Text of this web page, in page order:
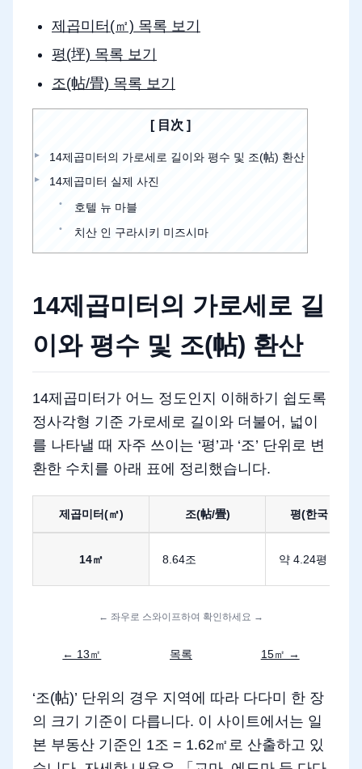
제곱미터(㎡) 목록 보기
평(坪) 목록 보기
조(帖/畳) 목록 보기
目次
14제곱미터의 가로세로 길이와 평수 및 조(帖) 환산
14제곱미터 실제 사진
호텔 뉴 마블
치산 인 구라시키 미즈시마
14제곱미터의 가로세로 길
이와 평수 및 조(帖) 환산
14제곱미터가 어느 정도인지 이해하기 쉽도록
정사각형 기준 가로세로 길이와 더불어, 넓이
를 나타낼 때 자주 쓰이는 ‘평’과 ‘조’ 단위로 변
환한 수치를 아래 표에 정리했습니다.
제곱미터(㎡) 조(帖/畳) 평(한국 단위)
14㎡ 8.64조 약 4.24평
← 좌우로 스와이프하여 확인하세요 →
← 13㎡ 목록 15㎡ →
‘조(帖)’ 단위의 경우 지역에 따라 다다미 한 장
의 크기 기준이 다릅니다. 이 사이트에서는 일
본 부동산 기준인 1조 = 1.62㎡로 산출하고 있